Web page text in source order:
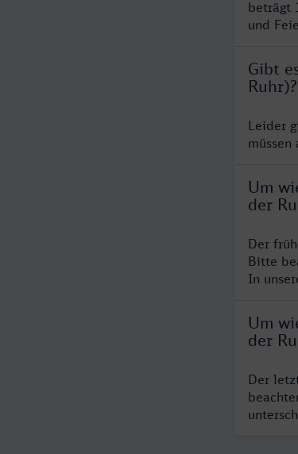
beträgt
und
Gibt
Ruhr)?
Leider
Um
der
Der
Bitte
In
Um
der
Der